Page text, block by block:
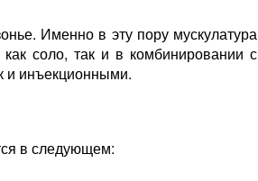
Именно в эту пору мускулатура
соло, так и в комбинировании с
и инъекционными.
в следующем: